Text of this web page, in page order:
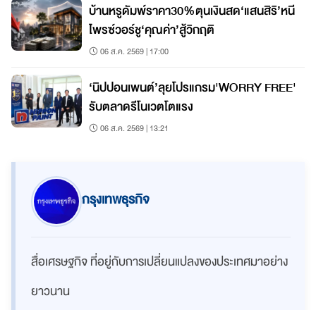
บ้านหรูดัมพ์ราคา30%ตุนเงินสด‘แสนสิริ’หนี
ไพรซ์วอร์ชู‘คุณค่า’สู้วิกฤติ
06 ส.ค. 2569 | 17:00
‘นิปปอนเพนต์’ลุยโปรแกรม'WORRY FREE'
รับตลาดรีโนเวตโตแรง
06 ส.ค. 2569 | 13:21
กรุงเทพธุรกิจ
สื่อเศรษฐกิจ ที่อยู่กับการเปลี่ยนแปลงของประเทศมาอย่าง
ยาวนาน